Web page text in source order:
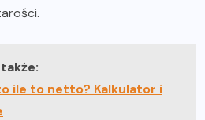
ile to netto? Kalkulator i